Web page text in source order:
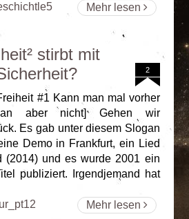
Mehr lesen
stirbt mit
2
#1 Kann man mal vorher
aber nicht] Gehen wir
Es gab unter diesem Slogan
Demo in Frankfurt, ein Lied
(2014) und es wurde 2001 ein
publiziert. Irgendjemand hat
Mehr lesen